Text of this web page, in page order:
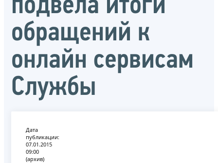
подвела итоги
обращений к
онлайн сервисам
Службы
Дата
публикации:
07.01.2015
09:00
(архив)